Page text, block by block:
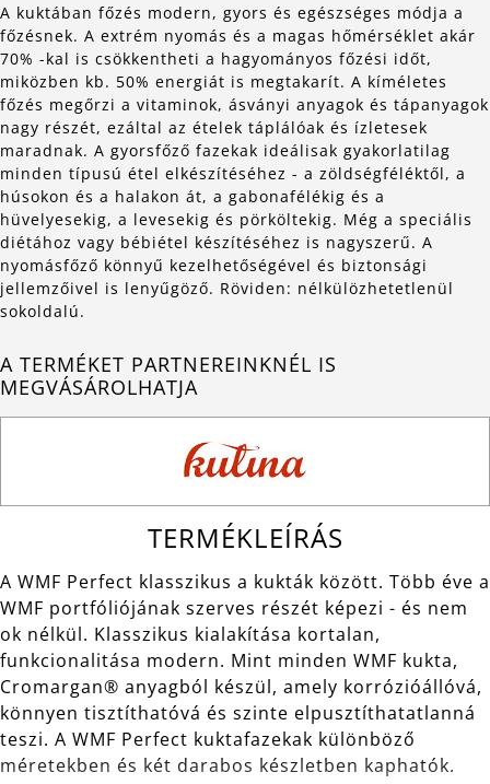
A kuktában főzés modern, gyors és egészséges módja a
főzésnek. A extrém nyomás és a magas hőmérséklet akár
70% -kal is csökkentheti a hagyományos főzési időt,
miközben kb. 50% energiát is megtakarít. A kíméletes
főzés megőrzi a vitaminok, ásványi anyagok és tápanyagok
nagy részét, ezáltal az ételek táplálóak és ízletesek
maradnak. A gyorsfőző fazekak ideálisak gyakorlatilag
minden típusú étel elkészítéséhez - a zöldségféléktől, a
húsokon és a halakon át, a gabonafélékig és a
hüvelyesekig, a levesekig és pörköltekig. Még a speciális
diétához vagy bébiétel készítéséhez is nagyszerű. A
nyomásfőző könnyű kezelhetőségével és biztonsági
jellemzőivel is lenyűgöző. Röviden: nélkülözhetetlenül
sokoldalú.
A TERMÉKET PARTNEREINKNÉL IS
MEGVÁSÁROLHATJA
TERMÉKLEÍRÁS
A WMF Perfect klasszikus a kukták között. Több éve a
WMF portfóliójának szerves részét képezi - és nem
ok nélkül. Klasszikus kialakítása kortalan,
funkcionalitása modern. Mint minden WMF kukta,
Cromargan® anyagból készül, amely korrózióállóvá,
könnyen tisztíthatóvá és szinte elpusztíthatatlanná
teszi. A WMF Perfect kuktafazekak különböző
méretekben és két darabos készletben kaphatók.